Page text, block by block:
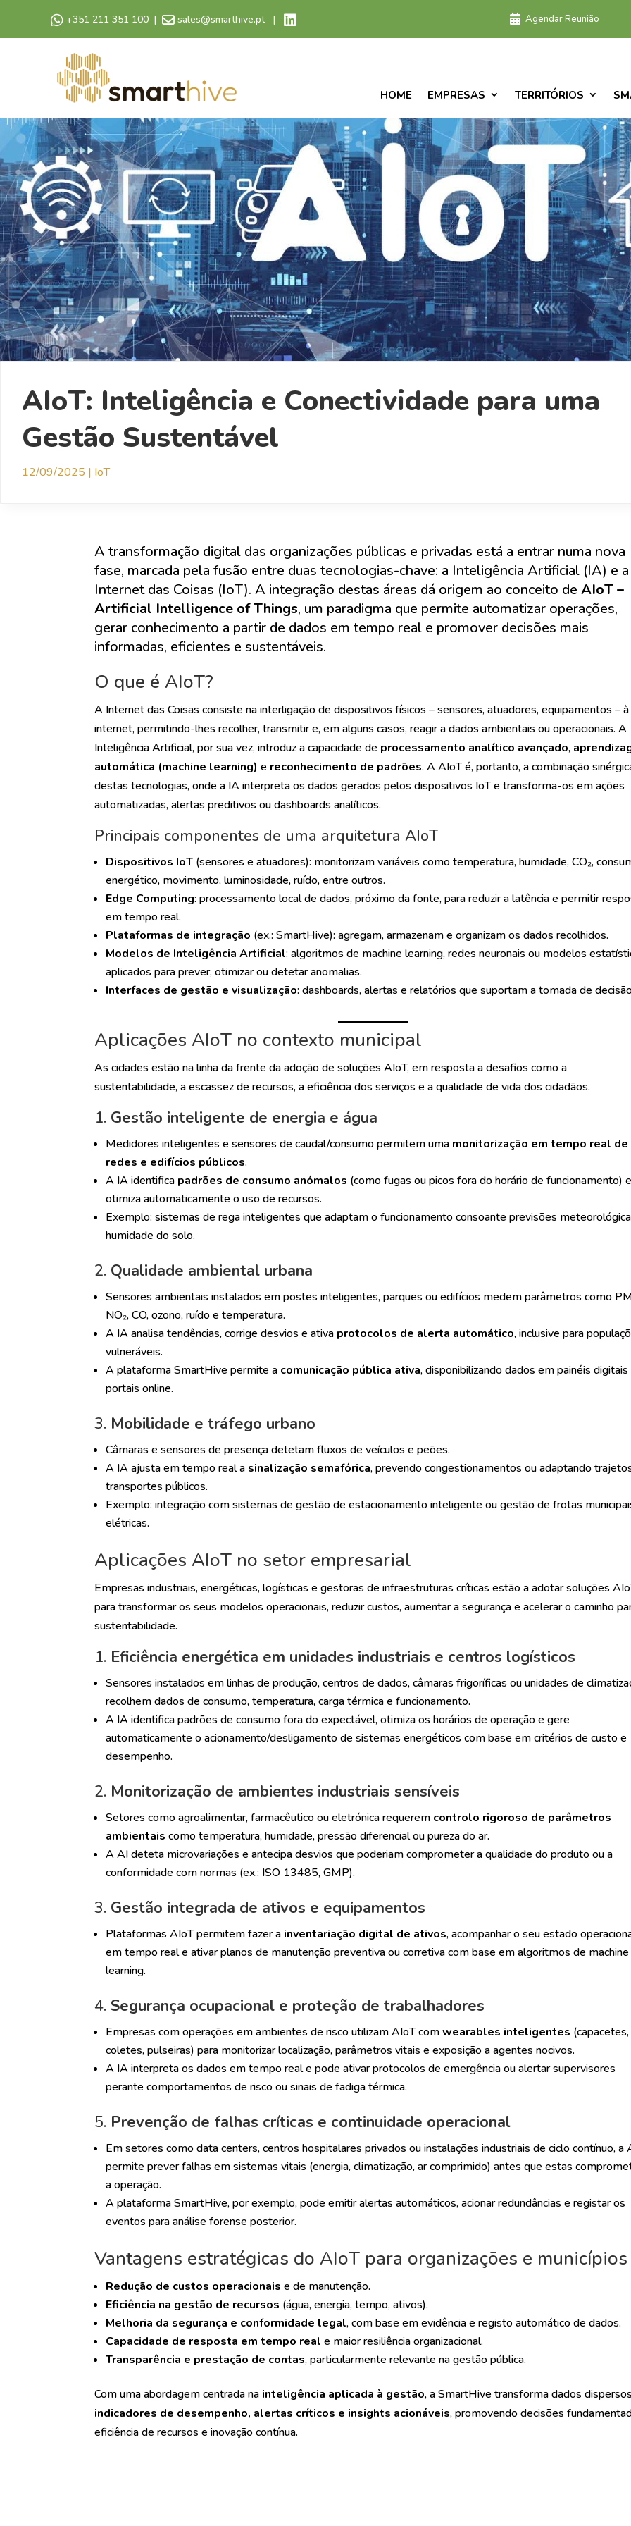
+351 211 351 100 | sales@smarthive.pt| Agendar Reunião
HOME EMPRESAS TERRITÓRIOS
AIoT: Inteligência e Conectividade para uma
Gestão Sustentável
12/09/2025 | IoT
A transformação digital das organizações públicas e privadas está a entrar numa nova
fase, marcada pela fusão entre duas tecnologias-chave: a Inteligência Artificial (IA) e a
Internet das Coisas (IoT). A integração destas áreas dá origem ao conceito deAIoT –
Artificial Intelligence of Things, um paradigma que permite automatizar operações,
gerar conhecimento a partir de dados em tempo real e promover decisões mais
informadas, eficientes e sustentáveis.
O que é AIoT?
A Internet das Coisas consiste na interligação de dispositivos físicos – sensores, atuadores, equipamentos – à
internet, permitindo-lhes recolher, transmitir e, em alguns casos, reagir a dados ambientais ou operacionais. A
Inteligência Artificial, por sua vez, introduz a capacidade de processamento analítico avançado,
automática (machine learning) e reconhecimento de padrões. A AIoT é, portanto, a combinação
destas tecnologias, onde a IA interpreta os dados gerados pelos dispositivos IoT e transforma-os em ações
automatizadas, alertas preditivos ou dashboards analíticos.
Principais componentes de uma arquitetura AIoT
Dispositivos IoT (sensores e atuadores): monitorizam variáveis como temperatura, humidade, CO₂,
energético, movimento, luminosidade, ruído, entre outros.
Edge Computing: processamento local de dados, próximo da fonte, para reduzir a latência e permitir
em tempo real.
Plataformas de integração (ex.: SmartHive): agregam, armazenam e organizam os dados recolhidos.
Modelos de Inteligência Artificial: algoritmos de machine learning, redes neuronais ou modelos
aplicados para prever, otimizar ou detetar anomalias.
Interfaces de gestão e visualização: dashboards, alertas e relatórios que suportam a tomada de
Aplicações AIoT no contexto municipal
As cidades estão na linha da frente da adoção de soluções AIoT, em resposta a desafios como a
sustentabilidade, a escassez de recursos, a eficiência dos serviços e a qualidade de vida dos cidadãos.
1. Gestão inteligente de energia e água
Medidores inteligentes e sensores de caudal/consumo permitem uma monitorização em tempo real de
redes e edifícios públicos.
A IA identifica padrões de consumo anómalos (como fugas ou picos fora do horário de funcionamento) e
otimiza automaticamente o uso de recursos.
Exemplo: sistemas de rega inteligentes que adaptam o funcionamento consoante previsões
humidade do solo.
2. Qualidade ambiental urbana
Sensores ambientais instalados em postes inteligentes, parques ou edifícios medem parâmetros como
NO₂, CO, ozono, ruído e temperatura.
A IA analisa tendências, corrige desvios e ativa protocolos de alerta automático, inclusive para
vulneráveis.
A plataforma SmartHive permite a comunicação pública ativa, disponibilizando dados em painéis digitais
portais online.
3. Mobilidade e tráfego urbano
Câmaras e sensores de presença detetam fluxos de veículos e peões.
A IA ajusta em tempo real a sinalização semafórica, prevendo congestionamentos ou adaptando
transportes públicos.
Exemplo: integração com sistemas de gestão de estacionamento inteligente ou gestão de frotas
elétricas.
Aplicações AIoT no setor empresarial
Empresas industriais, energéticas, logísticas e gestoras de infraestruturas críticas estão a adotar soluções
para transformar os seus modelos operacionais, reduzir custos, aumentar a segurança e acelerar o caminho
sustentabilidade.
1. Eficiência energética em unidades industriais e centros logísticos
Sensores instalados em linhas de produção, centros de dados, câmaras frigoríficas ou unidades de
recolhem dados de consumo, temperatura, carga térmica e funcionamento.
A IA identifica padrões de consumo fora do expectável, otimiza os horários de operação e gere
automaticamente o acionamento/desligamento de sistemas energéticos com base em critérios de custo e
desempenho.
2. Monitorização de ambientes industriais sensíveis
Setores como agroalimentar, farmacêutico ou eletrónica requerem controlo rigoroso de parâmetros
ambientais como temperatura, humidade, pressão diferencial ou pureza do ar.
A AI deteta microvariações e antecipa desvios que poderiam comprometer a qualidade do produto ou a
conformidade com normas (ex.: ISO 13485, GMP).
3. Gestão integrada de ativos e equipamentos
Plataformas AIoT permitem fazer a inventariação digital de ativos, acompanhar o seu estado
em tempo real e ativar planos de manutenção preventiva ou corretiva com base em algoritmos de machine
learning.
4.Segurança ocupacional e proteção de trabalhadores
Empresas com operações em ambientes de risco utilizam AIoT comwearables inteligentes (capacetes,
coletes, pulseiras) para monitorizar localização, parâmetros vitais e exposição a agentes nocivos.
A IA interpreta os dados em tempo real e pode ativar protocolos de emergência ou alertar supervisores
perante comportamentos de risco ou sinais de fadiga térmica.
5. Prevenção de falhas críticas e continuidade operacional
Em setores como data centers, centros hospitalares privados ou instalações industriais de ciclo contínuo, a
permite prever falhas em sistemas vitais (energia, climatização, ar comprimido) antes que estas
a operação.
A plataforma SmartHive, por exemplo, pode emitir alertas automáticos, acionar redundâncias e registar os
eventos para análise forense posterior.
Vantagens estratégicas do AIoT para organizações e municípios
Redução de custos operacionais e de manutenção.
Eficiência na gestão de recursos (água, energia, tempo, ativos).
Melhoria da segurança e conformidade legal, com base em evidência e registo automático de dados.
Capacidade de resposta em tempo real e maior resiliência organizacional.
Transparência e prestação de contas, particularmente relevante na gestão pública.
Com uma abordagem centrada na inteligência aplicada à gestão, a SmartHive transforma dados
indicadores de desempenho, alertas críticos e insights acionáveis, promovendo decisões
eficiência de recursos e inovação contínua.